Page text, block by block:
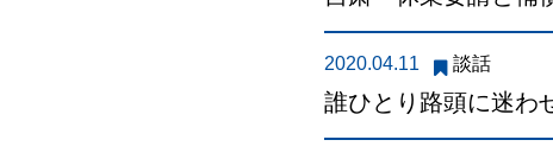
2020.04.11 談話
誰ひとり路頭に迷わ